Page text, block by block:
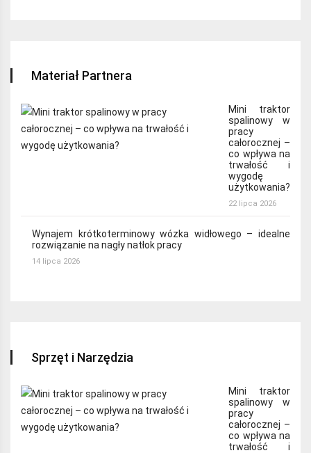
Materiał Partnera
Mini traktor
spalinowy w
pracy
całorocznej –
co wpływa na
trwałość i
wygodę
użytkowania?
22 lipca 2026
Wynajem krótkoterminowy wózka widłowego – idealne
rozwiązanie na nagły natłok pracy
14 lipca 2026
Sprzęt i Narzędzia
Mini traktor
spalinowy w
pracy
całorocznej –
co wpływa na
trwałość i